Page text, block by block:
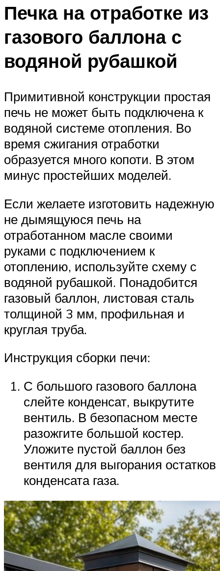
Печка на отработке из
газового баллона с
водяной рубашкой
Примитивной конструкции простая
печь не может быть подключена к
водяной системе отопления. Во
время сжигания отработки
образуется много копоти. В этом
минус простейших моделей.
Если желаете изготовить надежную
не дымящуюся печь на
отработанном масле своими
руками с подключением к
отоплению, используйте схему с
водяной рубашкой. Понадобится
газовый баллон, листовая сталь
толщиной 3 мм, профильная и
круглая труба.
Инструкция сборки печи:
С большого газового баллона
слейте конденсат, выкрутите
вентиль. В безопасном месте
разожгите большой костер.
Уложите пустой баллон без
вентиля для выгорания остатков
конденсата газа.